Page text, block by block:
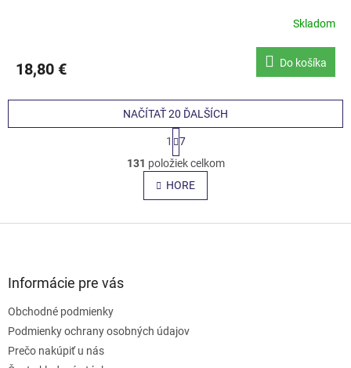
Skladom
18,80 € Do košíka
O
v
l
á
k
NAČÍTAŤ 20 ĎALŠÍCH
S
t
r
á
n
k
v
1
7
131 položiek celkom
HORE
Informácie pre vás
Obchodné podmienky
Podmienky ochrany osobných údajov
Prečo nakúpiť u nás